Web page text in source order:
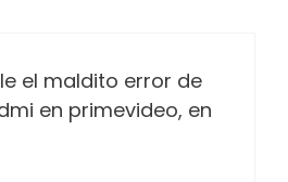
el maldito error de
en primevideo, en